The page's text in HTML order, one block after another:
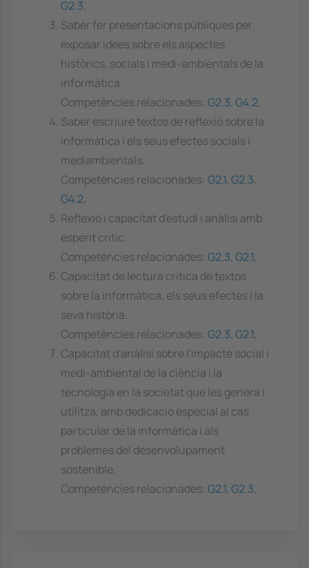
G2.3,
Saber fer presentacions públiques per
exposar idees sobre els aspectes
històrics, socials i medi-ambientals de la
informàtica.
Competències relacionades: G2.3, G4.2,
Saber escriure textos de reflexió sobre la
informàtica i els seus efectes socials i
mediambientals.
Competències relacionades: G2.1, G2.3,
G4.2,
Reflexió i capacitat d'estudi i anàlisi amb
esperit crític.
Competències relacionades: G2.3, G2.1,
Capacitat de lectura crítica de textos
sobre la informàtica, els seus efectes i la
seva història.
Competències relacionades: G2.3, G2.1,
Capacitat d'anàlisi sobre l'impacte social i
medi-ambiental de la ciència i la
tecnologia en la societat que les genera i
utilitza, amb dedicació especial al cas
particular de la informàtica i als
problemes del desenvolupament
sostenible.
Competències relacionades: G2.1, G2.3,